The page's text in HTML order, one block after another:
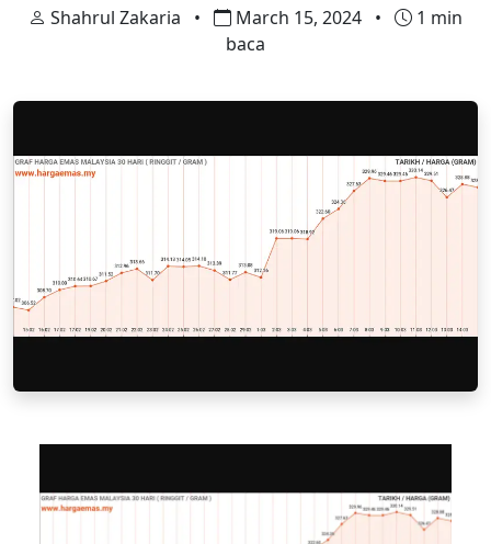
Shahrul Zakaria • March 15, 2024 •
1 min
baca